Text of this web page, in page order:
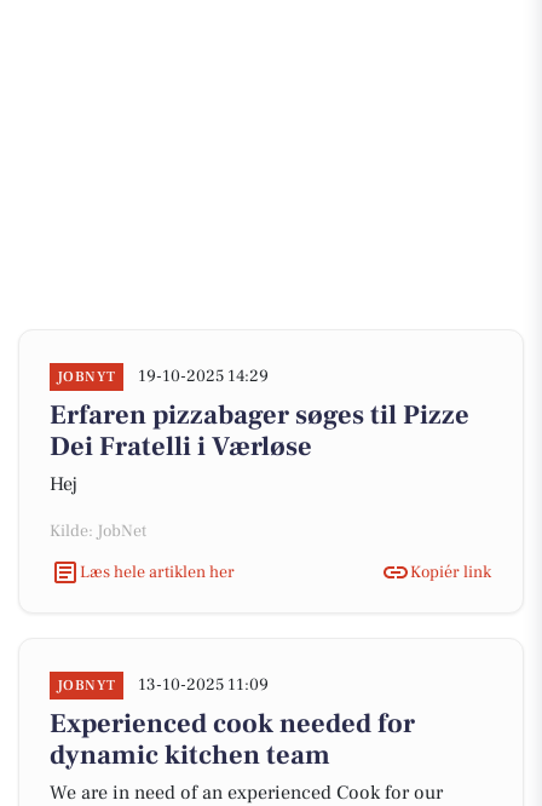
JOBNYT 19-10-2025 14:29
Erfaren pizzabager søges til Pizze
Dei Fratelli i Værløse
Hej
Kilde: JobNet
Læs hele artiklen her
Kopiér link
JOBNYT 13-10-2025 11:09
Experienced cook needed for
dynamic kitchen team
We are in need of an experienced Cook for our